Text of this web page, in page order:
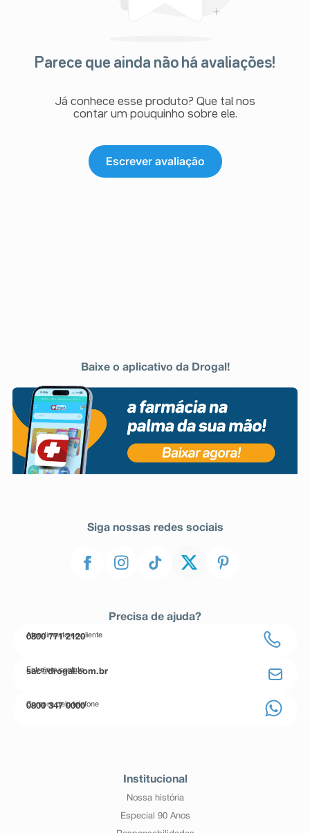
Parece que ainda não há avaliações!
Já conhece esse produto? Que tal nos
contar um pouquinho sobre ele.
Escrever avaliação
Baixe o aplicativo da Drogal!
Siga nossas redes sociais
Precisa de ajuda?
Atendimento ao cliente
0800 771 2120
Entre em contato
sac@drogal.com.br
Compre pelo telefone
0800 347 0000
Institucional
Nossa história
Especial 90 Anos